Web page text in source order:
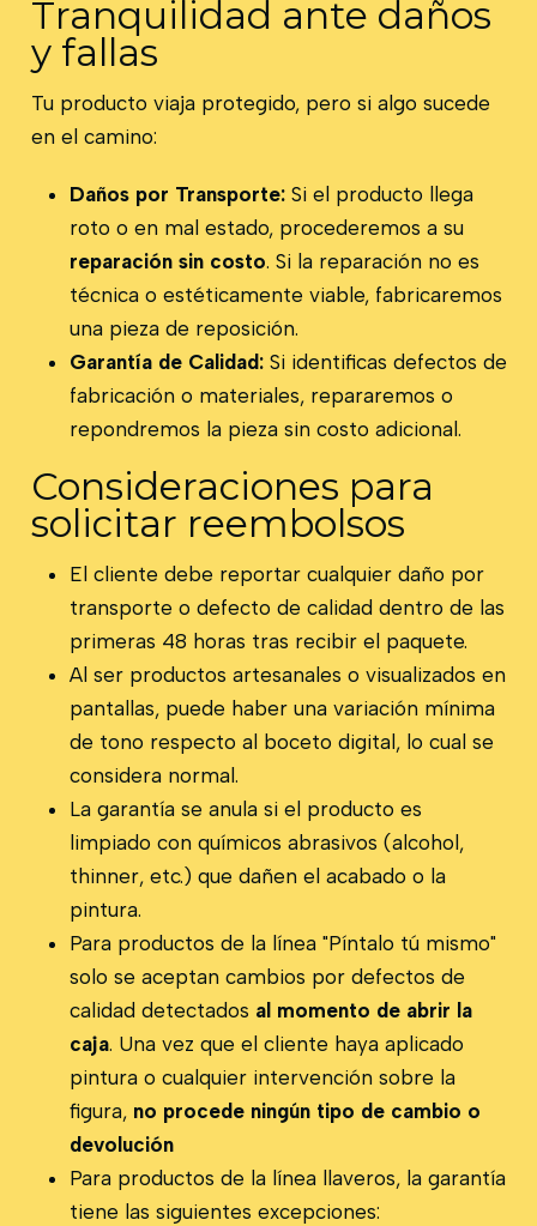
Tranquilidad ante daños
y fallas
Tu producto viaja protegido, pero si algo sucede
en el camino:
Daños por Transporte:Si el producto llega
roto o en mal estado, procederemos a su
reparación sin costo. Si la reparación no es
técnica o estéticamente viable, fabricaremos
una pieza de reposición.
Garantía de Calidad:Si identificas defectos de
fabricación o materiales, repararemos o
repondremos la pieza sin costo adicional.
Consideraciones para
solicitar reembolsos
El cliente debe reportar cualquier daño por
transporte o defecto de calidad dentro de las
primeras 48 horas tras recibir el paquete.
Al ser productos artesanales o visualizados en
pantallas, puede haber una variación mínima
de tono respecto al boceto digital, lo cual se
considera normal.
La garantía se anula si el producto es
limpiado con químicos abrasivos (alcohol,
thinner, etc.) que dañen el acabado o la
pintura.
Para productos de la línea "Píntalo tú mismo"
solo se aceptan cambios por defectos de
calidad detectados al momento de abrir la
caja. Una vez que el cliente haya aplicado
pintura o cualquier intervención sobre la
figura, no procede ningún tipo de cambio o
devolución
Para productos de la línea llaveros, la garantía
tiene las siguientes excepciones: